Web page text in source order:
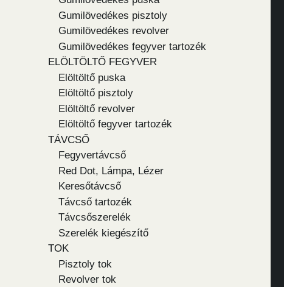
Gumilövedékes pisztoly
Gumilövedékes revolver
Gumilövedékes fegyver tartozék
ELÖLTÖLTŐ FEGYVER
Elöltöltő puska
Elöltöltő pisztoly
Elöltöltő revolver
Elöltöltő fegyver tartozék
TÁVCSŐ
Fegyvertávcső
Red Dot, Lámpa, Lézer
Keresőtávcső
Távcső tartozék
Távcsőszerelék
Szerelék kiegészítő
TOK
Pisztoly tok
Revolver tok